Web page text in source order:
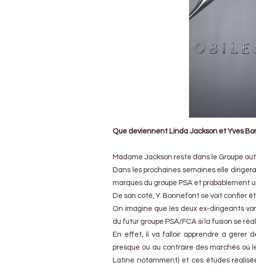
Que deviennent Linda Jackson et Yves
Madame Jackson reste dans le Groupe
Dans les prochaines semaines elle
marques du groupe PSA et probablement
De son coté, Y. Bonnefont se voit confier
On imagine que les deux ex-dirigeants
du futur groupe PSA/FCA si la fusion se
En effet, il va falloir apprendre à gérer
presque ou au contraire des marchés où
Latine notamment) et ces études